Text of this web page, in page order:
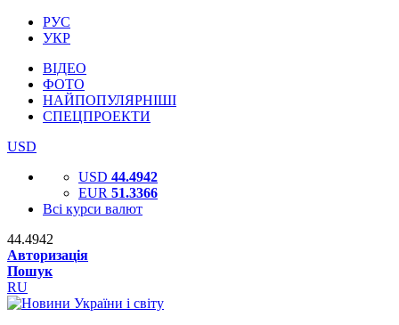
РУС
УКР
ВІДЕО
ФОТО
НАЙПОПУЛЯРНІШІ
СПЕЦПРОЕКТИ
USD
USD 44.4942
EUR 51.3366
Всі курси валют
44.4942
Авторизація
Пошук
RU